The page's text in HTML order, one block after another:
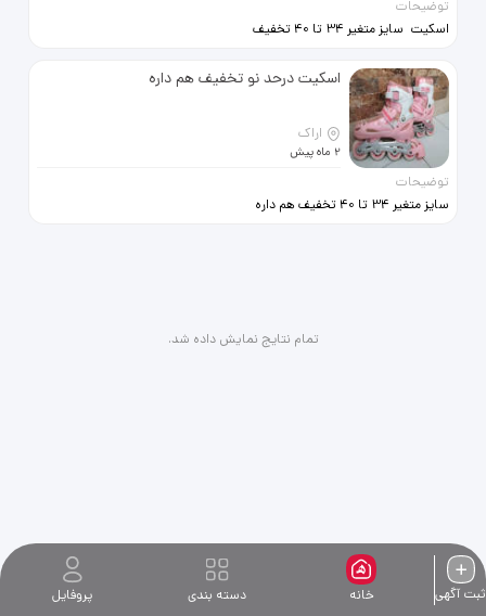
ثبت آگهی خانه دسته بندی پروفایل
توضیحات
اسکیت سایز متغیر 34 تا 40 تخفیف
اسکیت درحد نو تخفیف هم داره
اراک
2 ماه پیش
توضیحات
سایز متغیر 34 تا 40 تخفیف هم داره
تمام نتایج نمایش داده شد.